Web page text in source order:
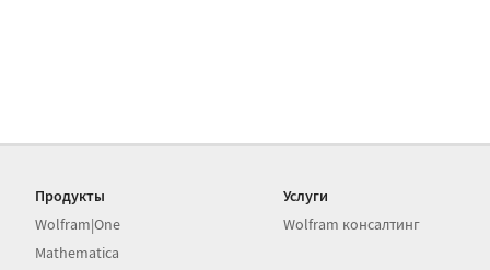
Продукты
Wolfram|One
Mathematica
Услуги
Wolfram консалтинг